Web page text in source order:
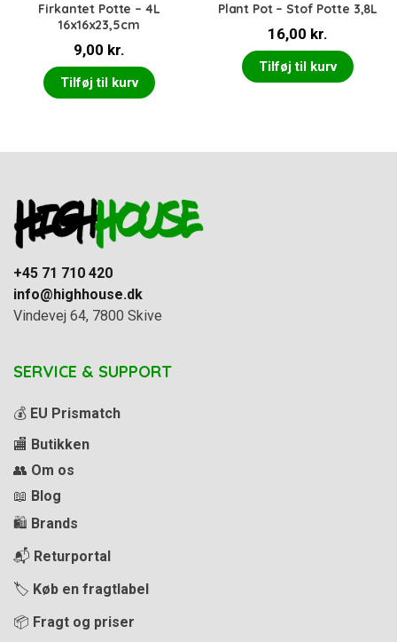
Firkantet Potte – 4L
16x16x23,5cm
9,00 kr.
Tilføj til kurv
Plant Pot – Stof Potte 3,8L
16,00 kr.
Tilføj til kurv
+45 71 710 420
info@highhouse.dk
Vindevej 64, 7800 Skive
SERVICE & SUPPORT
💰 EU Prismatch
🏬 Butikken
👥 Om os
📖 Blog
🛍️ Brands
📬 Returportal
🏷️ Køb en fragtlabel
📦 Fragt og priser